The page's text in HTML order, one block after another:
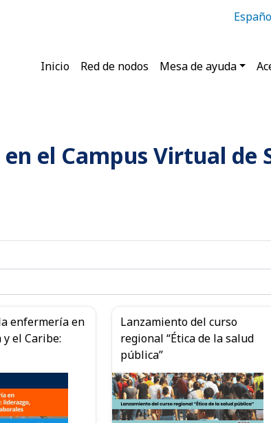
Main navigation
Inicio Red de nodos Mesa de ayuda
el Campus Virtual de
enfermería en
el Caribe:
Lanzamiento del curso
regional “Ética de la salud
pública”